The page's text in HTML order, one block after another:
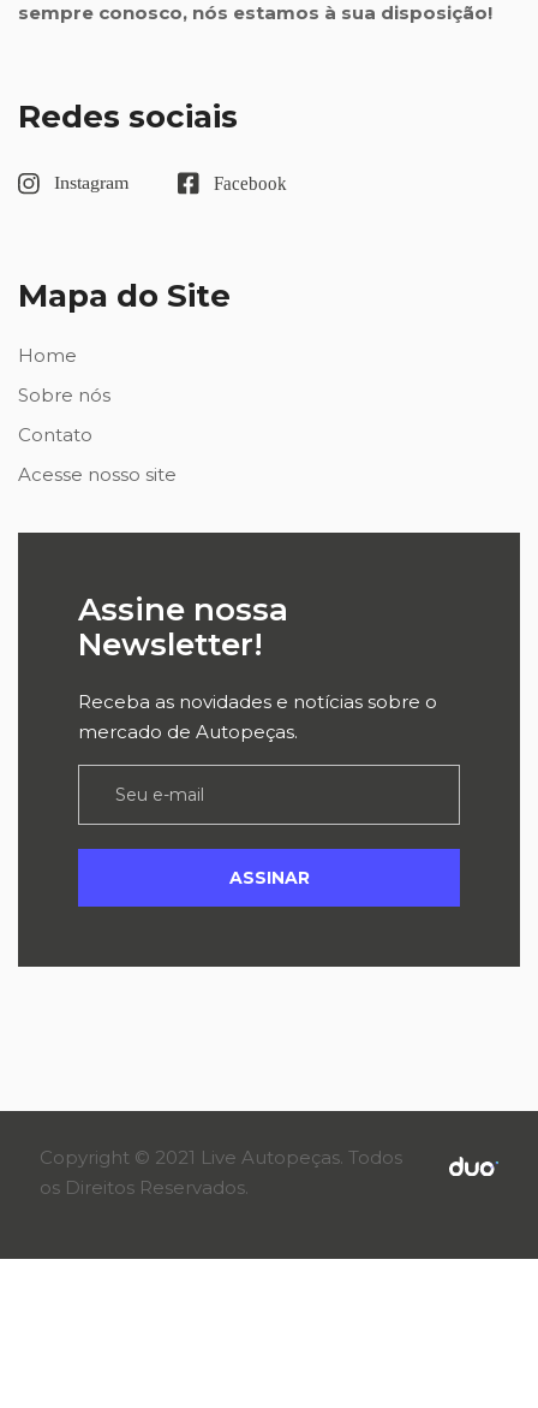
sempre conosco, nós estamos à sua disposição!
Redes sociais
Mapa do Site
Home
Sobre nós
Contato
Acesse nosso site
Assine nossa
Newsletter!
Receba as novidades e notícias sobre o
mercado de Autopeças.
Copyright © 2021 Live Autopeças. Todos
os Direitos Reservados.